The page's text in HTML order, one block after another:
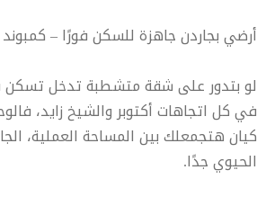
أرضي بجاردن جاهزة للسكن فورًا – كمبوند
لو بتدور على شقة متشطبة تدخل
في كل اتجاهات أكتوبر والشيخ زايد،
كيان هتجمعلك بين المساحة العملية،
الحيوي جدًا.